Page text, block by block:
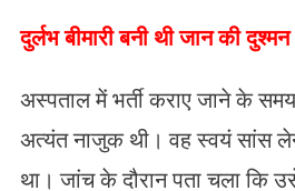
दुर्लभ बीमारी बनी थी जान की दुश्मन
अस्पताल में भर्ती कराए जाने के
अत्यंत नाजुक थी। वह स्वयं सांस
था। जांच के दौरान पता चला कि